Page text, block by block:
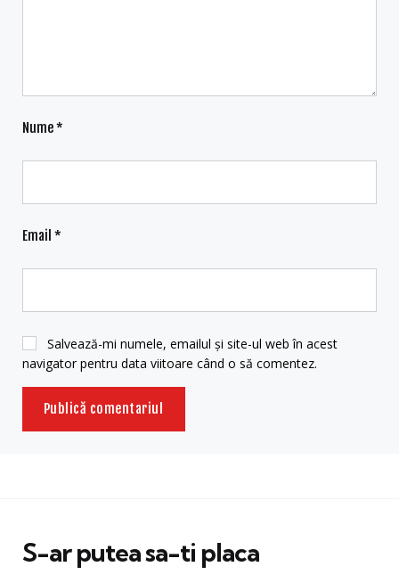
Nume*
Email *
Salvează-mi numele, emailul și site-ul web în acest
navigator pentru data viitoare când o să comentez.
S-ar putea sa-ti placa